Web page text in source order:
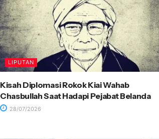
LIPUTAN
Kisah Diplomasi Rokok Kiai Wahab
Chasbullah Saat Hadapi Pejabat Belanda
28/07/2026